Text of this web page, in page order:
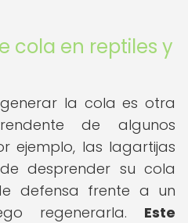
cola en reptiles y
la cola es otra
de algunos
ejemplo, las lagartijas
desprender su cola
defensa frente a un
regenerarla. Este